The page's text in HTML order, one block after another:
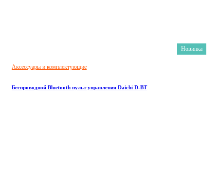
Новинка
Аксессуары и комплектующие
Беспроводной Bluetooth пульт управления Daichi D-BT